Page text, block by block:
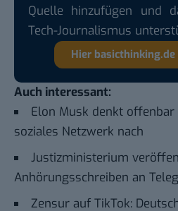
Quelle hinzufügen und
Tech-Journalismus
Hier
Auch interessant:
Elon Musk denkt offenbar
soziales Netzwerk nach
Justizministerium
Anhörungsschreiben an
Zensur auf TikTok: